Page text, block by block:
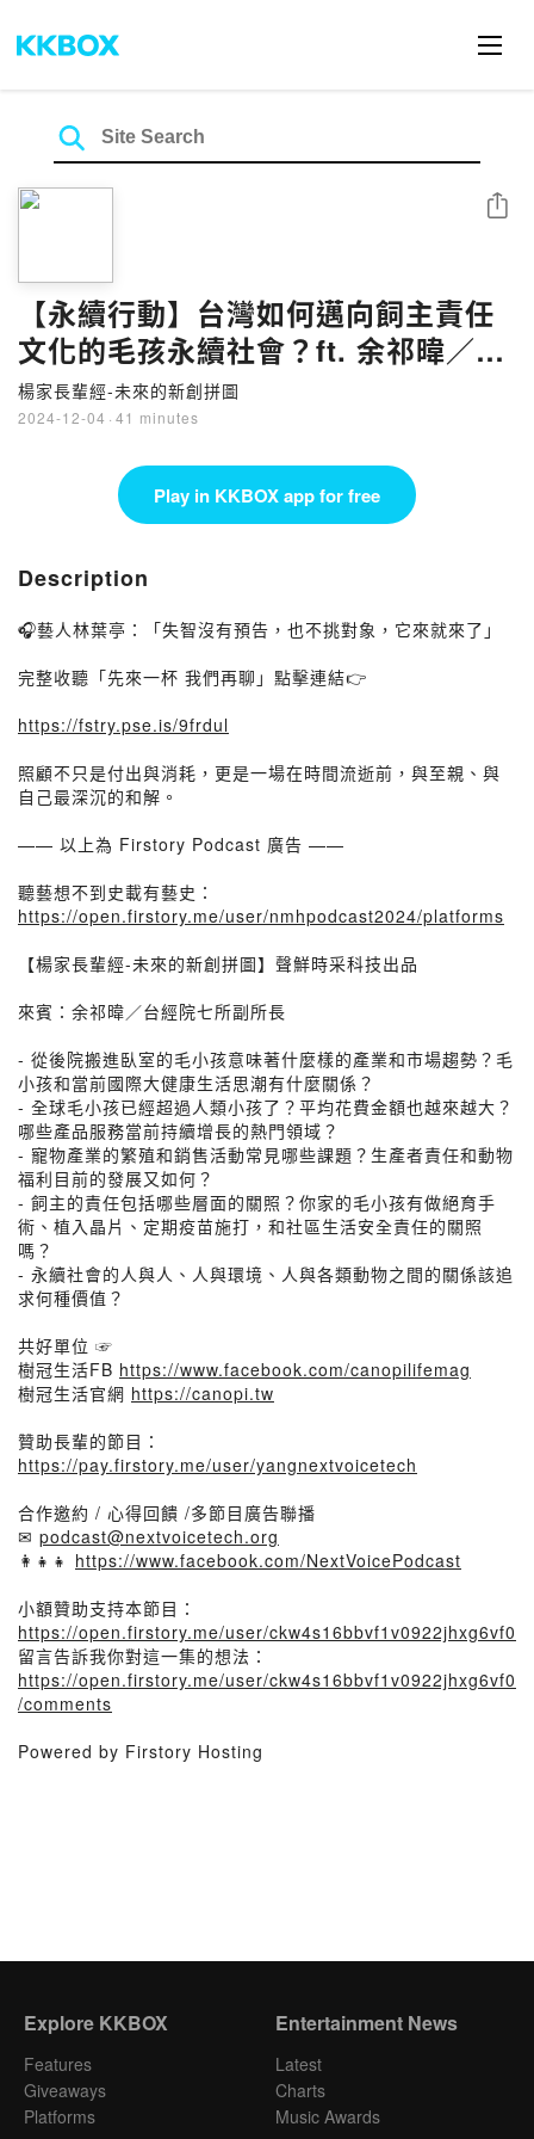
【永續行動】台灣如何邁向飼主責任
文化的毛孩永續社會？ft. 余祁暐／台
經院七所副所長
楊家長輩經-未來的新創拼圖
2024-12-04 · 41 minutes
Share
Play in KKBOX app for free
Description
🎧藝人林葉亭：「失智沒有預告，也不挑對象，它來就來了」
完整收聽「先來一杯 我們再聊」點擊連結👉
https://fstry.pse.is/9frdul
照顧不只是付出與消耗，更是一場在時間流逝前，與至親、與
自己最深沉的和解。
—— 以上為 Firstory Podcast 廣告 ——
聽藝想不到史載有藝史：
https://open.firstory.me/user/nmhpodcast2024/platforms
【楊家長輩經-未來的新創拼圖】聲鮮時采科技出品
來賓：余祁暐／台經院七所副所長
- 從後院搬進臥室的毛小孩意味著什麼樣的產業和市場趨勢？毛
小孩和當前國際大健康生活思潮有什麼關係？
- 全球毛小孩已經超過人類小孩了？平均花費金額也越來越大？
哪些產品服務當前持續增長的熱門領域？
- 寵物產業的繁殖和銷售活動常見哪些課題？生產者責任和動物
福利目前的發展又如何？
- 飼主的責任包括哪些層面的關照？你家的毛小孩有做絕育手
術、植入晶片、定期疫苗施打，和社區生活安全責任的關照
嗎？
- 永續社會的人與人、人與環境、人與各類動物之間的關係該追
求何種價值？
共好單位 ☞
樹冠生活FB https://www.facebook.com/canopilifemag
樹冠生活官網 https://canopi.tw
贊助長輩的節目：
https://pay.firstory.me/user/yangnextvoicetech
合作邀約 / 心得回饋 /多節目廣告聯播
✉ podcast@nextvoicetech.org
👩‍👧‍👧 https://www.facebook.com/NextVoicePodcast
小額贊助支持本節目：
https://open.firstory.me/user/ckw4s16bbvf1v0922jhxg6vf0
留言告訴我你對這一集的想法：
https://open.firstory.me/user/ckw4s16bbvf1v0922jhxg6vf0
/comments
Powered by Firstory Hosting
Explore KKBOX
Features
Giveaways
Platforms
Entertainment News
Latest
Charts
Music Awards